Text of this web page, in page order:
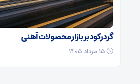
گرد رکود بر بازار محصولات آهنی